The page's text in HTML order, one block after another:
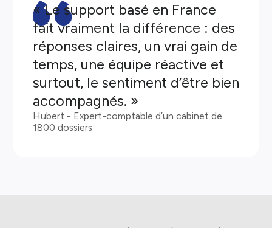
« Le support basé en France
fait vraiment la différence : des
réponses claires, un vrai gain de
temps, une équipe réactive et
surtout, le sentiment d’être bien
accompagnés. »
Hubert - Expert-comptable d’un cabinet de
1800 dossiers